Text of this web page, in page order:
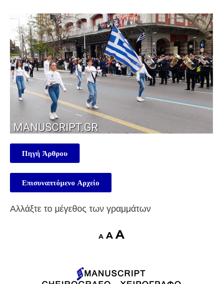
Πηγή Άρθρου
Επισυναπτόμενο Αρχείο
Αλλάξτε το μέγεθος των γραμμάτων
A A A